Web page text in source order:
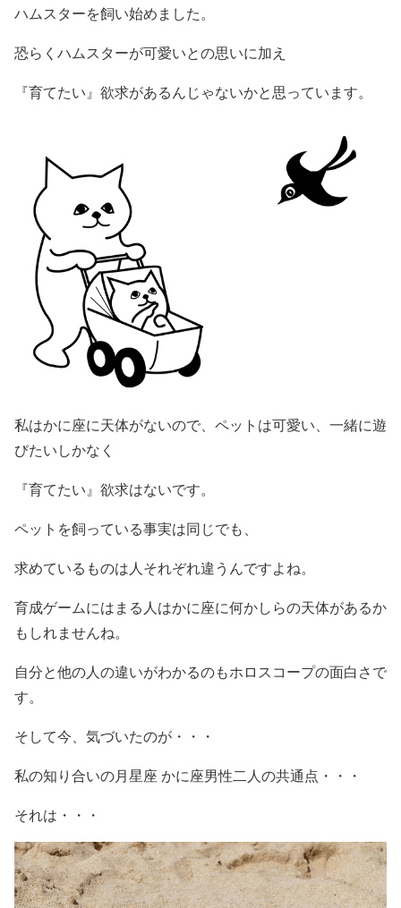
ハムスターを飼い始めました。
恐らくハムスターが可愛いとの思いに加え
『育てたい』欲求があるんじゃないかと思っています。
私はかに座に天体がないので、ペットは可愛い、一緒に遊
びたいしかなく
『育てたい』欲求はないです。
ペットを飼っている事実は同じでも、
求めているものは人それぞれ違うんですよね。
育成ゲームにはまる人はかに座に何かしらの天体があるか
もしれませんね。
自分と他の人の違いがわかるのもホロスコープの面白さで
す。
そして今、気づいたのが・・・
私の知り合いの月星座 かに座男性二人の共通点・・・
それは・・・